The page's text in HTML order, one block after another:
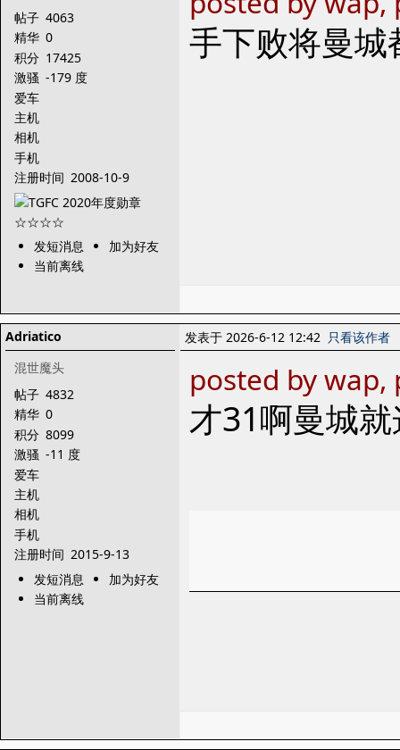
帖子 4063
精华 0
积分 17425
激骚 -179 度
爱车
主机
相机
手机
注册时间 2008-10-9
发短消息
加为好友
当前离线
手下败将曼
Adriatico
混世魔头
帖子 4832
精华 0
积分 8099
激骚 -11 度
爱车
主机
相机
手机
注册时间 2015-9-13
发短消息
加为好友
当前离线
发表于 2026-6-12 12:42 只看该作者
posted by
才31啊曼城